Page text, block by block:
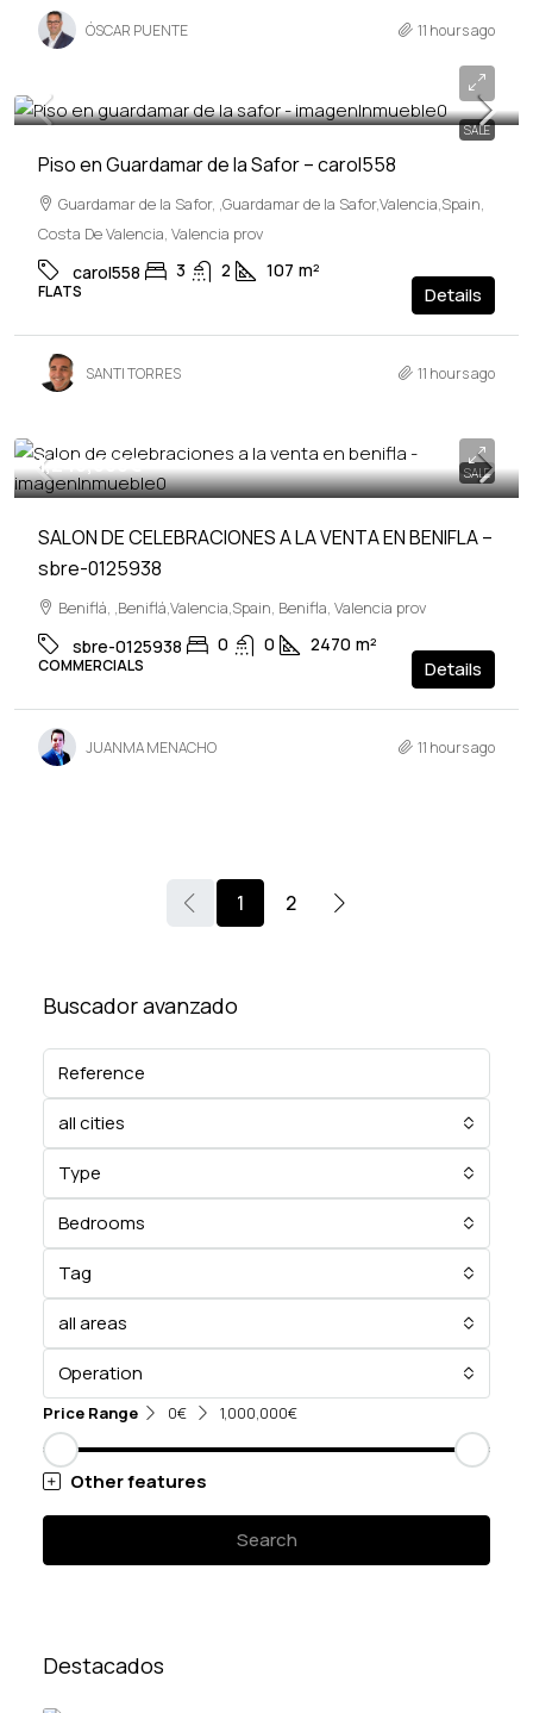
ÓSCAR PUENTE 11 hours ago
SALE
210,000€
Piso en Guardamar de la Safor – carol558
Guardamar de la Safor, ,Guardamar de la Safor,Valencia,Spain,
Costa De Valencia, Valencia prov
carol558 3 2 107 m²
FLATS Details
SANTI TORRES 11 hours ago
SALE
1,240,000€
SALON DE CELEBRACIONES A LA VENTA EN BENIFLA –
sbre-0125938
Beniflá, ,Beniflá,Valencia,Spain, Benifla, Valencia prov
sbre-0125938 0 0 2470 m²
COMMERCIALS Details
JUANMA MENACHO 11 hours ago
1 2
Buscador avanzado
all cities
Type
Bedrooms
Tag
all areas
Operation
Price Range 0€ 1,000,000€
Other features
Search
Destacados